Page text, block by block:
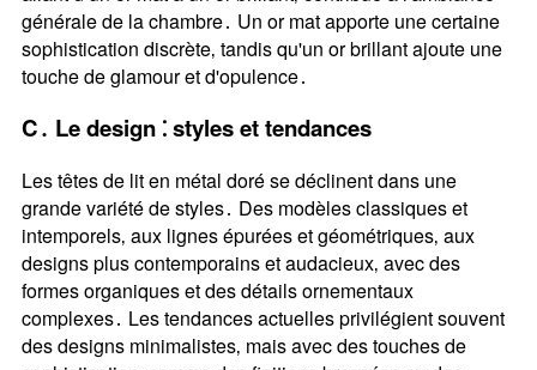
générale de la chambre․ Un or mat apporte une certaine
sophistication discrète‚ tandis qu'un or brillant ajoute une
touche de glamour et d'opulence․
C․ Le design ⁚ styles et tendances
Les têtes de lit en métal doré se déclinent dans une
grande variété de styles․ Des modèles classiques et
intemporels‚ aux lignes épurées et géométriques‚ aux
designs plus contemporains et audacieux‚ avec des
formes organiques et des détails ornementaux
complexes․ Les tendances actuelles privilégient souvent
des designs minimalistes‚ mais avec des touches de